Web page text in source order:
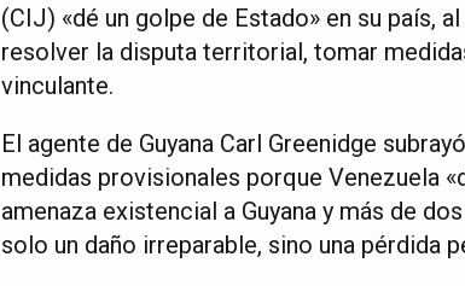
(CIJ) «dé un golpe de Estado» en su país,
resolver la disputa territorial, tomar
vinculante.
El agente de Guyana Carl Greenidge
medidas provisionales porque Venezuela
amenaza existencial a Guyana y más de
solo un daño irreparable, sino una pérdida